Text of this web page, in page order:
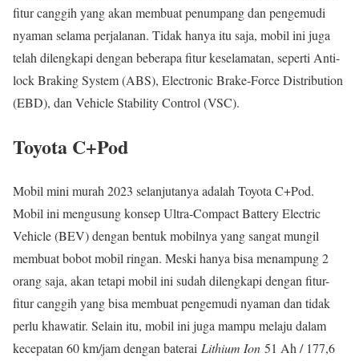
fitur canggih yang akan membuat penumpang dan pengemudi
nyaman selama perjalanan. Tidak hanya itu saja, mobil ini juga
telah dilengkapi dengan beberapa fitur keselamatan, seperti Anti-
lock Braking System (ABS), Electronic Brake-Force Distribution
(EBD), dan Vehicle Stability Control (VSC).
Toyota C+Pod
Mobil mini murah 2023 selanjutanya adalah Toyota C+Pod.
Mobil ini mengusung konsep Ultra-Compact Battery Electric
Vehicle (BEV) dengan bentuk mobilnya yang sangat mungil
membuat bobot mobil ringan. Meski hanya bisa menampung 2
orang saja, akan tetapi mobil ini sudah dilengkapi dengan fitur-
fitur canggih yang bisa membuat pengemudi nyaman dan tidak
perlu khawatir. Selain itu, mobil ini juga mampu melaju dalam
kecepatan 60 km/jam dengan baterai Lithium Ion 51 Ah / 177,6